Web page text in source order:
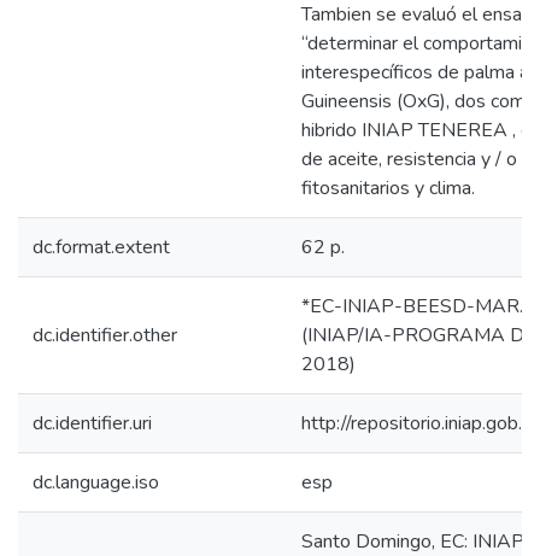
Tambien se evaluó el
“determinar el
interespecíficos de palma
Guineensis (OxG), dos
hibrido INIAP TENEREA ,
de aceite, resistencia y / o
fitosanitarios y clima.
dc.format.extent 62 p.
dc.identifier.other
*EC-INIAP-BEESD-MAR.
(INIAP/IA-PROGRAMA
2018)
dc.identifier.uri http://
dc.language.iso esp
Santo Domingo, EC: